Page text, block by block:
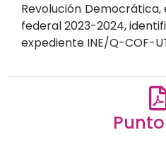
Revolución
federal 2023-2024,
expediente INE/Q-COF-